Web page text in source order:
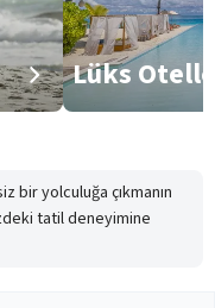
Lüks
bir yolculuğa çıkmanın
tatil deneyimine